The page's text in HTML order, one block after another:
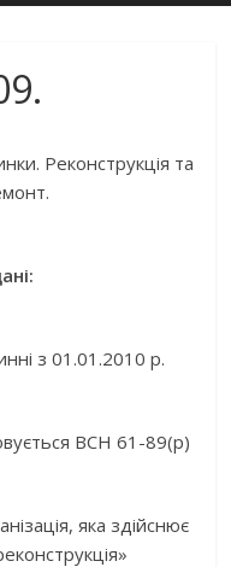
Реконструкція та
з 01.01.2010 р.
ВСН 61-89(р)
яка здійснює